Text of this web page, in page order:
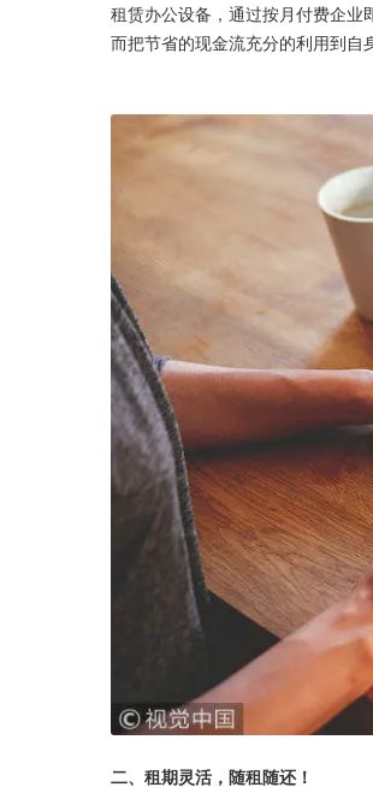
租赁办公设备，通过按月付费企业
而把节省的现金流充分的利用到自
二、租期灵活，随租随还！